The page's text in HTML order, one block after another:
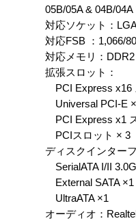
05B/05A & 04B/
対応ソケット：
対応FSB ：1,066/
対応メモリ：
拡張スロット：
PCI Express x16
Universal PCI-E
PCI Express x1
PCIスロット × 3
ディスクインター
SerialATA I/II
External SATA ×1
UltraATA ×1
オーディオ：